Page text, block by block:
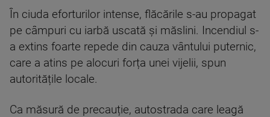
În ciuda eforturilor intense, flăcările s-au propagat
pe câmpuri cu iarbă uscată și măslini. Incendiul s-
a extins foarte repede din cauza vântului puternic,
care a atins pe alocuri forța unei vijelii, spun
autoritățile locale.
Ca măsură de precauție, autostrada care leagă